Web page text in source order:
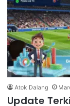
Atok Dalang
Update